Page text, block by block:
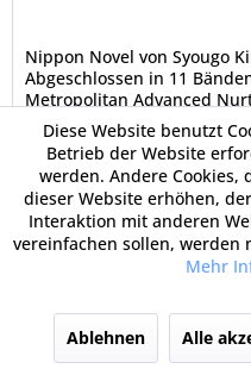
Nippon Novel von Syougo
Abgeschlossen in 11
Metropolitan Advanced
mal wie ein Lottogewinn,
ungewöhnliche Freiheit...
14,00 €
Diese Website benutzt
Betrieb der Website
werden. Andere Cookies,
dieser Website erhöhen,
Interaktion mit anderen
vereinfachen sollen, werden
Mehr
Ablehnen Alle